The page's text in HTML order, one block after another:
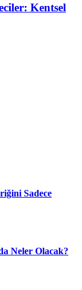
Kentsel
Sadece
Neler Olacak?